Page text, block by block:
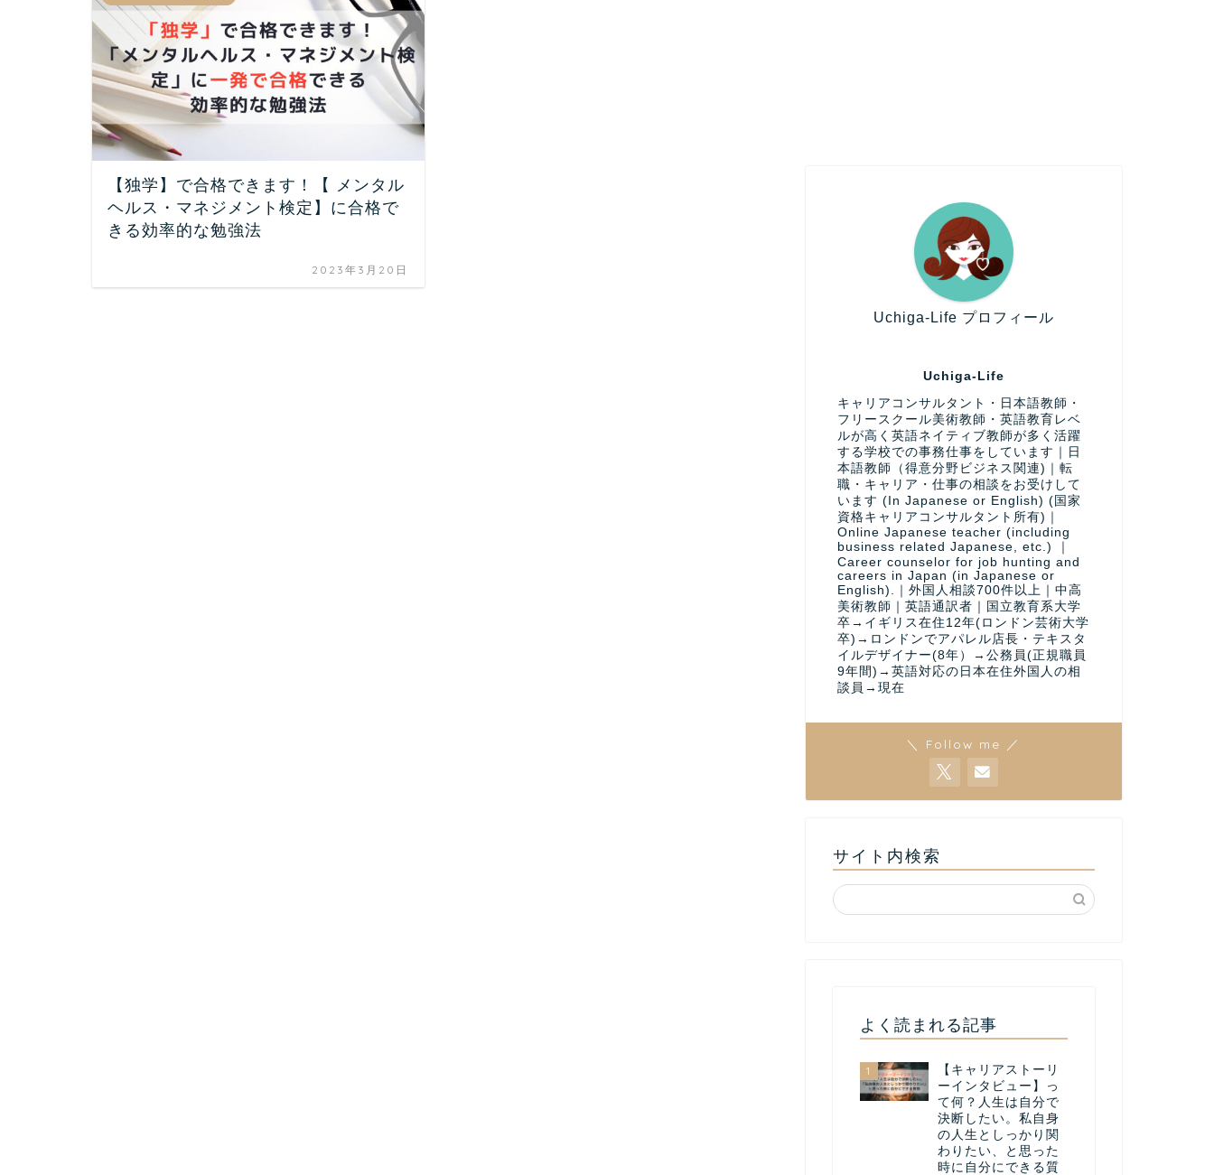
【独学】で合格できます！【 メンタル
ヘルス・マネジメント検定】に合格で
きる効率的な勉強法
2023年3月20日
Uchiga-Life プロフィール
Uchiga-Life
キャリアコンサルタント・日本語教師・
フリースクール美術教師・英語教育レベ
ルが高く英語ネイティブ教師が多く活躍
する学校での事務仕事をしています｜日
本語教師（得意分野ビジネス関連)｜転
職・キャリア・仕事の相談をお受けして
います (In Japanese or English) (国家
資格キャリアコンサルタント所有)｜
Online Japanese teacher (including
business related Japanese, etc.) ｜
Career counselor for job hunting and
careers in Japan (in Japanese or
English).｜外国人相談700件以上｜中高
美術教師｜英語通訳者｜国立教育系大学
卒→イギリス在住12年(ロンドン芸術大学
卒)→ロンドンでアパレル店長・テキスタ
イルデザイナー(8年）→公務員(正規職員
9年間)→英語対応の日本在住外国人の相
談員→現在
＼ Follow me ／
サイト内検索
よく読まれる記事
1
【キャリアストーリ
ーインタビュー】っ
て何？人生は自分で
決断したい。私自身
の人生としっかり関
わりたい、と思った
時に自分にできる質